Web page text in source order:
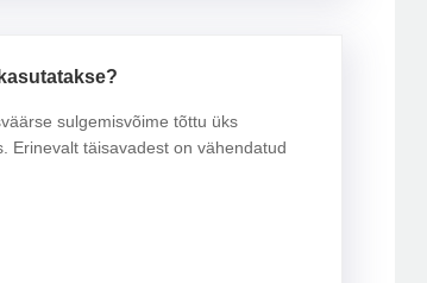
sulgemisvõime tõttu üks
Erinevalt täisavadest on vähendatud